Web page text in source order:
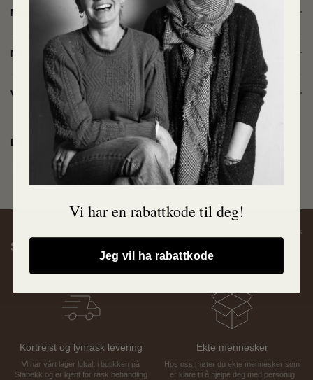
Materiale
Mål
Vedlikehold
Del
Facebook X (Twitter) Pinterest
SHOP PÅ BOLINA
En familiedrevet nisjebutikk med nettbutikk og fysisk
butikk på Stabekk. Med over 30 års kunnskap og
erfaring i bransjen, tilbyr vi personlig service og
unike produkter.
Kortreist og lynrask levering
Vi har vårt lager lokalt i butikken på
Stabekk og er kjent for rask behandling
Ekte mennesker
Hos oss møter du ekte mennesker som
er klare til å hjelpe deg med personlig
Vi har en rabattkode til deg!
Jeg vil ha rabattkode